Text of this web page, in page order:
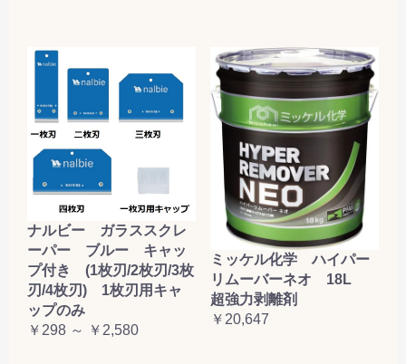
ナルビー ガラススクレ
ーパー ブルー キャッ
プ付き (1枚刃/2枚刃/3枚
刃/4枚刃) 1枚刃用キャ
ップのみ
￥298 ～ ￥2,580
ミッケル化学 ハイパー
リムーバーネオ 18L
超強力剥離剤
￥20,647